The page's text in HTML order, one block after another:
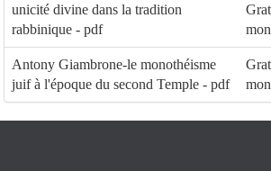
unicité divine dans la tradition
rabbinique - pdf
Antony Giambrone-le monothéisme
juif à l'époque du second Temple - pdf